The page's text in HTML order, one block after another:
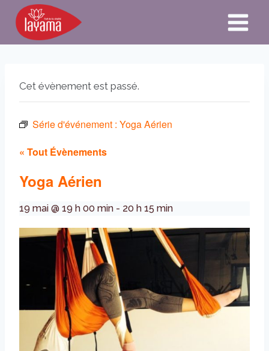
Aller
contenu
Cet évènement est passé.
Série d'événement : Yoga Aérien
« Tout Évènements
Yoga Aérien
19 mai @ 19 h 00 min - 20 h 15 min